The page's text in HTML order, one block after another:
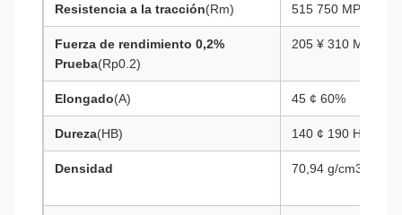
Resistencia a la tracción(Rm) 515 750 MPa
Fuerza de rendimiento 0,2%
Prueba(Rp0.2)
205 ¥ 310 MPa
Elongado(A) 45 ¢ 60%
Dureza(HB) 140 ¢ 190 HB
Densidad 70,94 g/cm3